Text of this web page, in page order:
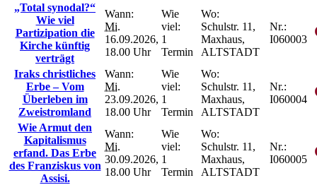
„Total synodal?“
Wie viel
Partizipation die
Kirche künftig
verträgt
Wann:
Mi.
16.09.2026,
18.00 Uhr
Wie
viel:
1
Termin
Wo:
Schulstr. 11,
Maxhaus,
ALTSTADT
Nr.:
I060003
Iraks christliches
Erbe – Vom
Überleben im
Zweistromland
Wann:
Mi.
23.09.2026,
18.00 Uhr
Wie
viel:
1
Termin
Wo:
Schulstr. 11,
Maxhaus,
ALTSTADT
Nr.:
I060004
Wie Armut den
Kapitalismus
erfand. Das Erbe
des Franziskus von
Assisi.
Wann:
Mi.
30.09.2026,
18.00 Uhr
Wie
viel:
1
Termin
Wo:
Schulstr. 11,
Maxhaus,
ALTSTADT
Nr.:
I060005